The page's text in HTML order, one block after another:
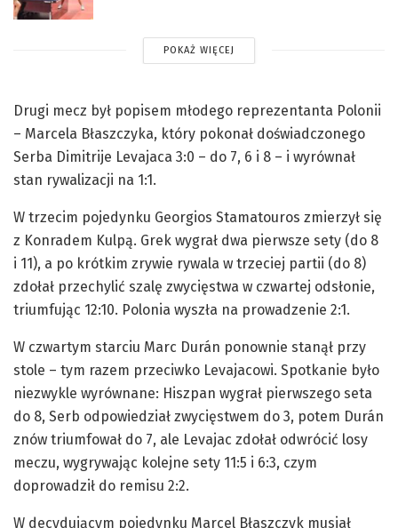
POKAŻ WIĘCEJ
Drugi mecz był popisem młodego reprezentanta Polonii
– Marcela Błaszczyka, który pokonał doświadczonego
Serba Dimitrije Levajaca 3:0 – do 7, 6 i 8 – i wyrównał
stan rywalizacji na 1:1.
W trzecim pojedynku Georgios Stamatouros zmierzył się
z Konradem Kulpą. Grek wygrał dwa pierwsze sety (do 8
i 11), a po krótkim zrywie rywala w trzeciej partii (do 8)
zdołał przechylić szalę zwycięstwa w czwartej odsłonie,
triumfując 12:10. Polonia wyszła na prowadzenie 2:1.
W czwartym starciu Marc Durán ponownie stanął przy
stole – tym razem przeciwko Levajacowi. Spotkanie było
niezwykle wyrównane: Hiszpan wygrał pierwszego seta
do 8, Serb odpowiedział zwycięstwem do 3, potem Durán
znów triumfował do 7, ale Levajac zdołał odwrócić losy
meczu, wygrywając kolejne sety 11:5 i 6:3, czym
doprowadził do remisu 2:2.
W decydującym pojedynku Marcel Błaszczyk musiał